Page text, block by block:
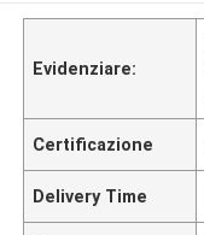
Evidenziare:
Certificazione
Delivery Time